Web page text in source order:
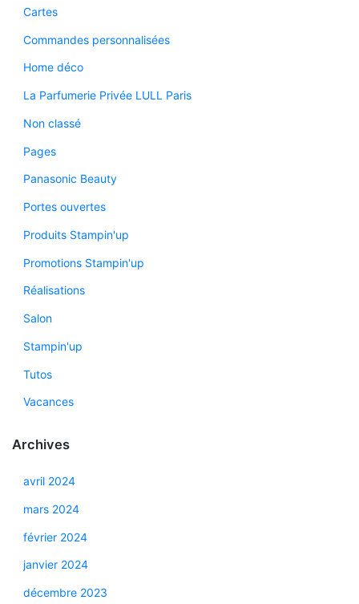
Cartes
Commandes personnalisées
Home déco
La Parfumerie Privée LULL Paris
Non classé
Pages
Panasonic Beauty
Portes ouvertes
Produits Stampin'up
Promotions Stampin'up
Réalisations
Salon
Stampin'up
Tutos
Vacances
Archives
avril 2024
mars 2024
février 2024
janvier 2024
décembre 2023